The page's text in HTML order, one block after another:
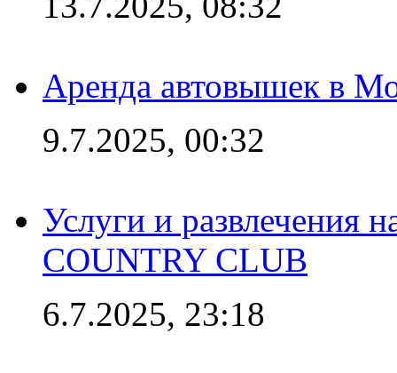
Аренда автовышек в
9.7.2025, 00:32
Услуги и развлечения
COUNTRY CLUB
6.7.2025, 23:18